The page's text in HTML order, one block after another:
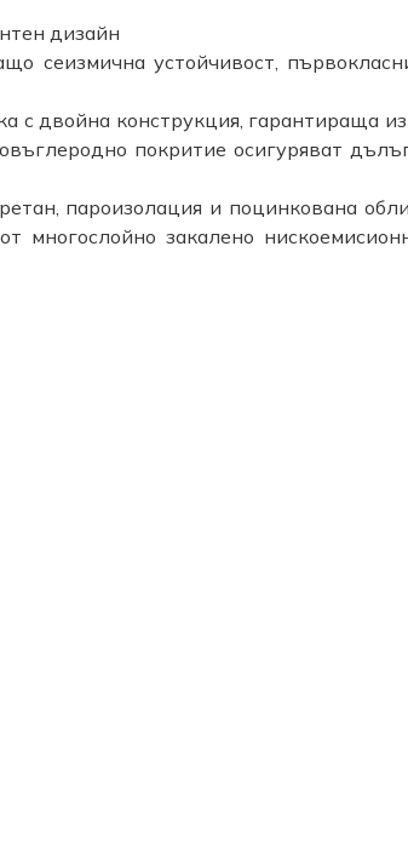
дизайн
сеизмична устойчивост,
с двойна конструкция, гарантираща
покритие осигуряват
пароизолация и поцинкована
многослойно закалено